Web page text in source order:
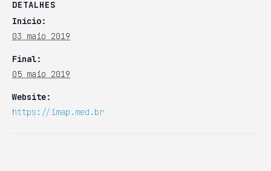
DETALHES
Início:
03 maio 2019
Final:
05 maio 2019
Website:
https://imap.med.br